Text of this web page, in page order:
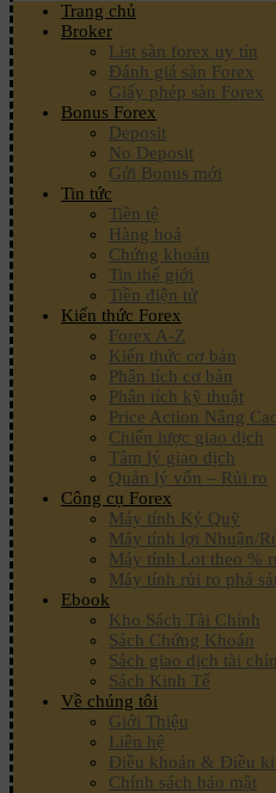
Trang chủ
Broker
List sàn forex uy tín
Đánh giá sàn Forex
Giấy phép sàn Forex
Bonus Forex
Deposit
No Deposit
Gửi Bonus mới
Tin tức
Tiền tệ
Hàng hoá
Chứng khoán
Tin thế giới
Tiền điện tử
Kiến thức Forex
Forex A-Z
Kiến thức cơ bản
Phân tích cơ bản
Phân tích kỹ thuật
Price Action Nâng
Chiến lược giao dịch
Tâm lý giao dịch
Quản lý vốn – Rủi ro
Công cụ Forex
Máy tính Ký Quỹ
Máy tính lợi Nhuận/
Máy tính Lot theo %
Máy tính rủi ro phá
Ebook
Kho Sách Tài Chính
Sách Chứng Khoán
Sách giao dịch tài
Sách Kinh Tế
Về chúng tôi
Giới Thiệu
Liên hệ
Điều khoản & Điều
Chính sách bảo mật